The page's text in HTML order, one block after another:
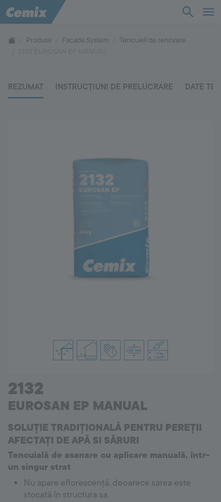
Bază de cunoștințe
Suport
Vă rugăm să ne contactați
Produse Facade System
Tencuieli de renovare
REZUMAT INSTRUCȚIUNI DE PRELUCRARE DATE
2132
EUROSAN EP MANUAL
SOLUȚIE TRADIȚIONALĂ PENTRU PEREȚII
AFECTAȚI DE APĂ SI SĂRURI
Tencuială de asanare cu aplicare manuală, într-
un singur strat
Nu apare eflorescență, deoarece sarea este
stocată în structura sa.